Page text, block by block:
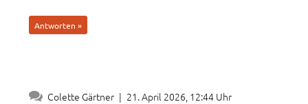
Antworten »
Colette Gärtner | 21. April 2026, 12:44 Uhr